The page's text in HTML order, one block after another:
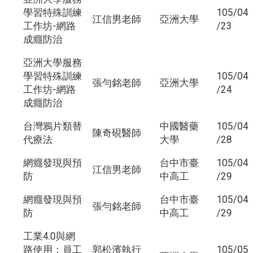
學習特殊訓練
工作坊-網路
成癮防治
江信男老師 亞洲大學
105/04
/23
亞洲大學服務
學習特殊訓練
工作坊-網路
成癮防治
張勻銘老師 亞洲大學
105/04
/24
台灣鴉片類替
代療法
陳奇硯醫師
中國醫藥
大學
105/04
/28
網癮發現與預
防
江信男老師
台中市臺
中高工
105/04
/29
網癮發現與預
防
張勻銘老師
台中市臺
中高工
105/04
/29
工業4.0與網
路使用：員工
郭松濱執行
105/05